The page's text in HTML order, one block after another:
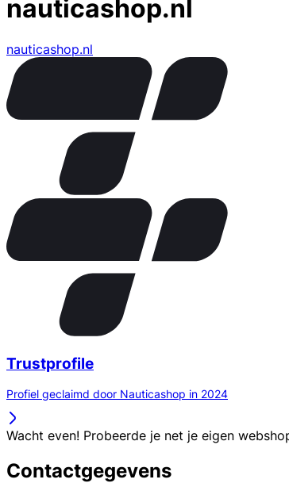
nauticashop.nl
nauticashop.nl
Trustprofile
Profiel geclaimd door Nauticashop in 2024
Wacht even! Probeerde je net je eigen
Contactgegevens